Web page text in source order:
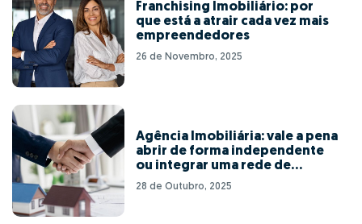
Franchising Imobiliário: por
que está a atrair cada vez mais
empreendedores
26 de Novembro, 2025
Agência Imobiliária: vale a pena
abrir de forma independente
ou integrar uma rede de
franchising?
28 de Outubro, 2025